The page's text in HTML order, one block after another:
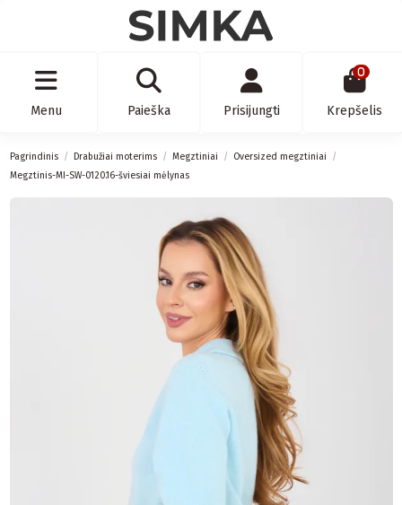
Menu Paieška Prisijungti
0
Krepšelis
Pagrindinis Drabužiai moterims Megztiniai
Oversized megztiniai
Megztinis-MI-SW-0120.16-šviesiai mėlynas